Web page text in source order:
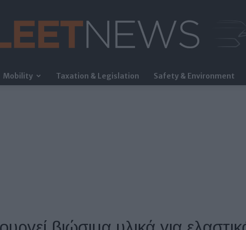
FleetNews
Mobility Taxation & Legislation Safety & Environment